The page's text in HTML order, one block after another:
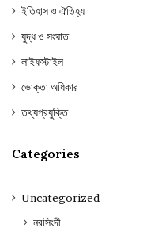
ইতিহাস ও ঐতিহ্য
যুদ্ধ ও সংঘাত
লাইফস্টাইল
ভোক্তা অধিকার
তথ্যপ্রযুক্তি
Categories
Uncategorized
নরসিংদী